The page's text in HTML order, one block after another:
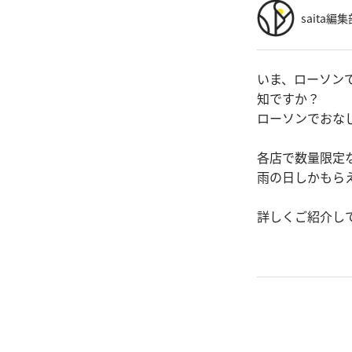
saita編集
いま、ローソン
知ですか？
ローソンでお
各店で数量限定
雨の日しかもら
詳しくご紹介